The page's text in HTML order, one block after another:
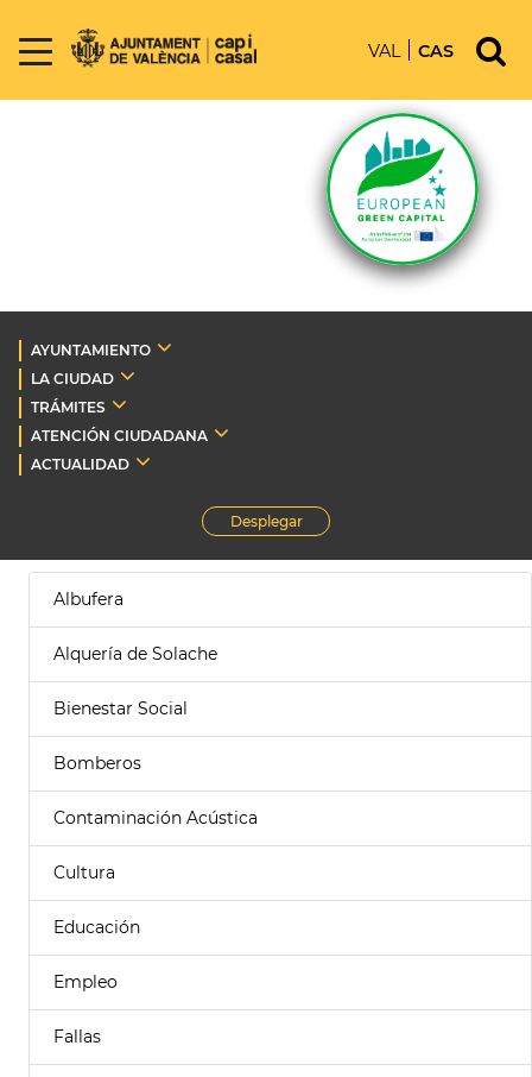
VAL CAS
AYUNTAMIENTO
LA CIUDAD
TRÁMITES
ATENCIÓN CIUDADANA
ACTUALIDAD
Desplegar
Albufera
Alquería de Solache
Bienestar Social
Bomberos
Contaminación Acústica
Cultura
Educación
Empleo
Fallas